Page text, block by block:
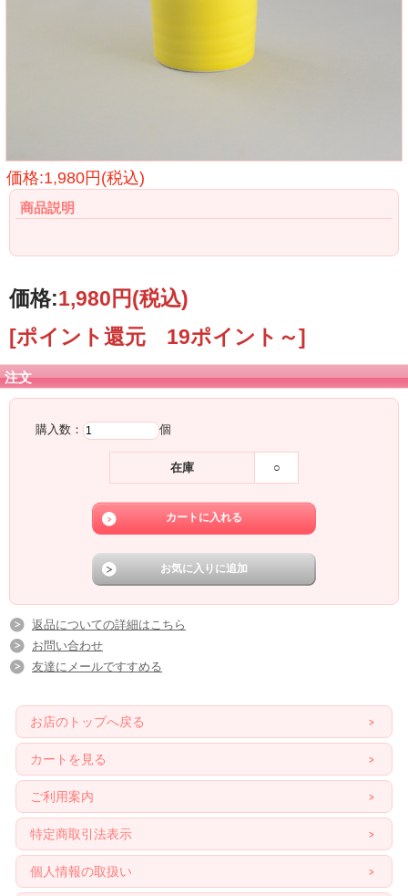
価格:1,980円(税込)
商品説明
価格:1,980円(税込)
[ポイント還元 19ポイント～]
注文
購入数： 個
在庫 ○
返品についての詳細はこちら
お問い合わせ
友達にメールですすめる
お店のトップへ戻る
カートを見る
ご利用案内
特定商取引法表示
個人情報の取扱い